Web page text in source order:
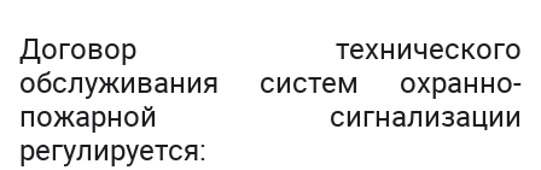
Договор технического
обслуживания систем охранно-
пожарной сигнализации
регулируется: